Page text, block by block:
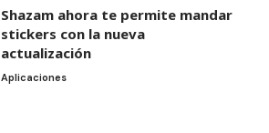
Shazam ahora te permite mandar
stickers con la nueva
actualización
Aplicaciones